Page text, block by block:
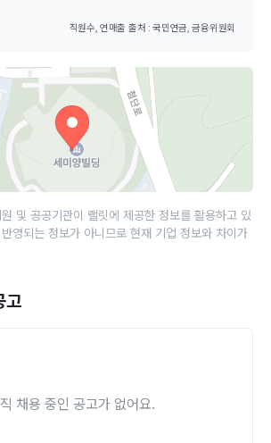
직원수, 연매출 출처 : 국민연금, 금융위원회
및 공공기관이 랠릿에 제공한 정보를 활용하고 있
영되는 정보가 아니므로 현재 기업 정보와 차이가
고
채용 중인 공고가 없어요.